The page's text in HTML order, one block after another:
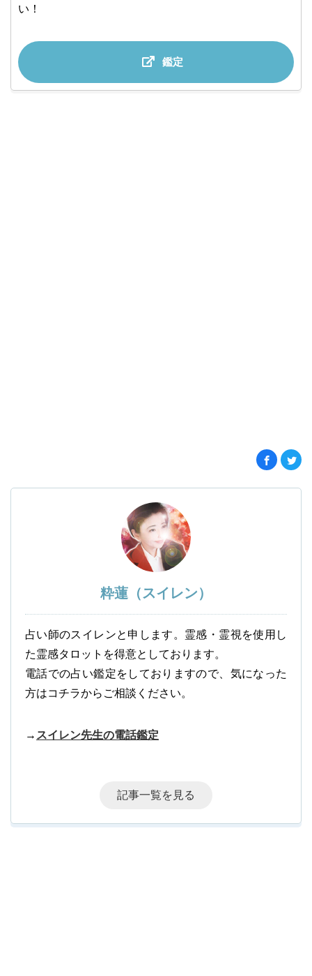
い！
鑑定
粋蓮（スイレン）
占い師のスイレンと申します。霊感・霊視を使用し
た霊感タロットを得意としております。
電話での占い鑑定をしておりますので、気になった
方はコチラからご相談ください。
→ スイレン先生の電話鑑定
記事一覧を見る